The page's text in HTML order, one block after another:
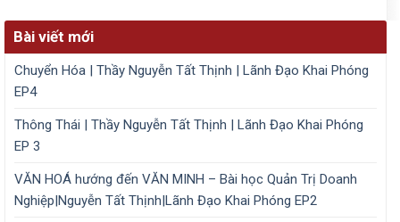
Bài viết mới
Chuyển Hóa | Thầy Nguyễn Tất Thịnh | Lãnh Đạo Khai Phóng
EP4
Thông Thái | Thầy Nguyễn Tất Thịnh | Lãnh Đạo Khai Phóng
EP 3
VĂN HOÁ hướng đến VĂN MINH – Bài học Quản Trị Doanh
Nghiệp|Nguyễn Tất Thịnh|Lãnh Đạo Khai Phóng EP2